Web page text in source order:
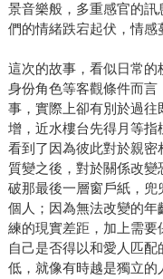
景音樂般，多重感官的訊
們的情緒跌宕起伏，情感
這次的故事，看似日常的
身份角色等客觀條件而
事，實際上卻有別於過
增，近水樓台先得月等
看到了因為彼此對於親
質變之後，對於關係改
破那最後一層窗戶紙，
個人；因為無法改變的
練的現實差距，加上需
自己是否得以和愛人匹
低，就像有時越是獨立